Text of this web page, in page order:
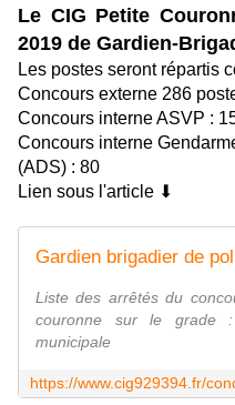
Le CIG Petite
2019 de Gardien-
Les postes seront répartis
Concours externe 286
Concours interne ASVP :
Concours interne
(ADS) : 80
Lien sous l'article ⬇
Liste des arrêtés du
couronne sur le grade
municipale